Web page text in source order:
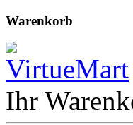
Warenkorb
Ihr